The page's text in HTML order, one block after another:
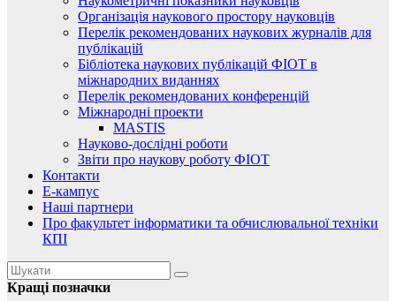
Організація наукового простору науковців
Перелік рекомендованих наукових журналів для
публікацій
Бібліотека наукових публікацій ФІОТ в
міжнародних виданнях
Перелік рекомендованих конференцій
Міжнародні проекти
MASTIS
Науково-дослідні роботи
Звіти про наукову роботу ФІОТ
Контакти
Е-кампус
Наші партнери
Про факультет інформатики та обчислювальної техніки
КПІ
Кращі позначки